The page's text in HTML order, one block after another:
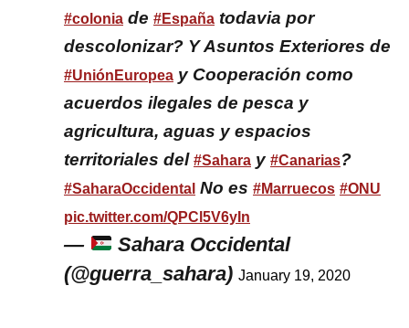
#colonia de #España todavia por
descolonizar? Y Asuntos Exteriores de
#UniónEuropea y Cooperación como
acuerdos ilegales de pesca y
agricultura, aguas y espacios
territoriales del #Sahara y #Canarias?
#SaharaOccidental No es #Marruecos #ONU
pic.twitter.com/QPCl5V6yIn
—
Sahara Occidental
(@guerra_sahara) January 19, 2020